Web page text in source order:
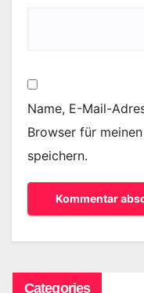
Name, E-Mail-
Browser für
speichern.
Categories